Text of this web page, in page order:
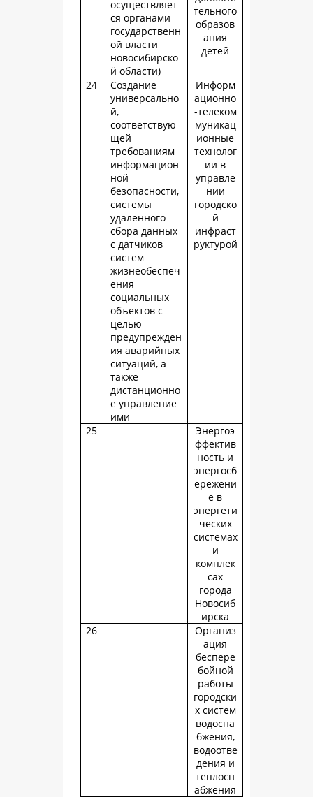
осуществляет
ся органами
государственн
ой власти
новосибирско
й области)
тельного
образов
ания
детей
24
Создание
универсально
й,
соответствую
щей
требованиям
информацион
ной
безопасности,
системы
удаленного
сбора данных
с датчиков
систем
жизнеобеспеч
ения
социальных
объектов с
целью
предупрежден
ия аварийных
ситуаций, а
также
дистанционно
е управление
ими
Информ
ационно
-телеком
муникац
ионные
технолог
ии в
управле
нии
городско
й
инфраст
руктурой
25
Энергоэ
ффектив
ность и
энергосб
ережени
е в
энергети
ческих
системах
и
комплек
сах
города
Новосиб
ирска
26
Организ
ация
беспере
бойной
работы
городски
х систем
водосна
бжения,
водоотве
дения и
теплосн
абжения